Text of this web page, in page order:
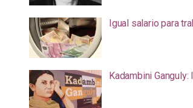
Igual salario para
Kadambini